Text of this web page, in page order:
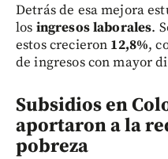
Detrás de esa mejora
los ingresos laborales.
estos crecieron 12,8%,
de ingresos con mayor
Subsidios en
aportaron a la
pobreza